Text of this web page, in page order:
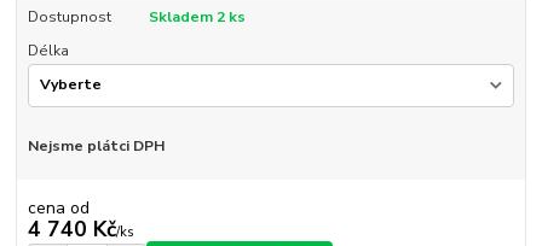
Dostupnost
Skladem 2 ks
Délka
Nejsme plátci DPH
cena od
4 740 Kč/ks